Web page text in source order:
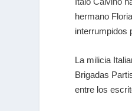
hermano
interrumpidos
La milicia
Brigadas
entre los